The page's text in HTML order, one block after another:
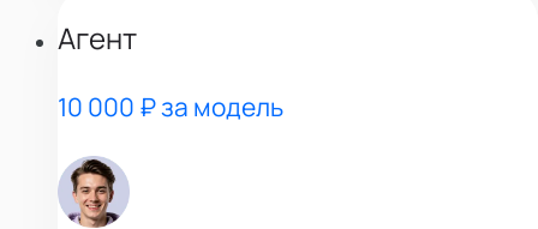
Агент
10 000 ₽ за модель